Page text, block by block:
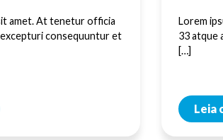
amet. At tenetur officia
consequuntur et
Lorem
33 atque
[…]
Leia